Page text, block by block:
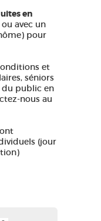
en
ou avec un
pour
et
séniors
du public en
nous au
(jour